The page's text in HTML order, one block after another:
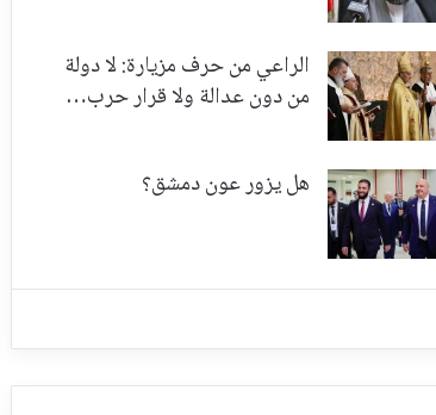
الراعي من حرف مزيارة: لا دولة
من دون عدالة ولا قرار حرب…
هل يزور عون دمشق؟